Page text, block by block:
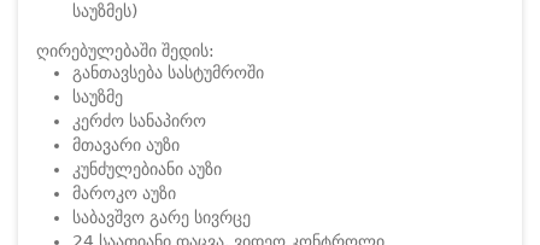
საუზმეს)
ღირებულებაში შედის:
განთავსება სასტუმროში
საუზმე
კერძო სანაპირო
მთავარი აუზი
კუნძულებიანი აუზი
მაროკო აუზი
საბავშვო გარე სივრცე